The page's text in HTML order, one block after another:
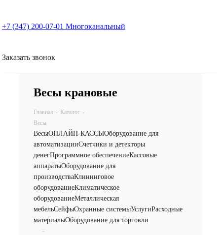
+7 (347) 200-07-01 Многоканальный
Заказать звонок
Весы крановые
Главная - Каталог -
Весы
ВесыОНЛАЙН-КАССЫОборудование для
автоматизацииСчетчики и детекторы
денегПрограммное обеспечениеКассовые
аппаратыОборудование для
производстваКлининговое
оборудованиеКлиматическое
оборудованиеМеталлическая
мебельСейфыОхранные системыУслугиРасходные
материалыОборудование для торговли
-